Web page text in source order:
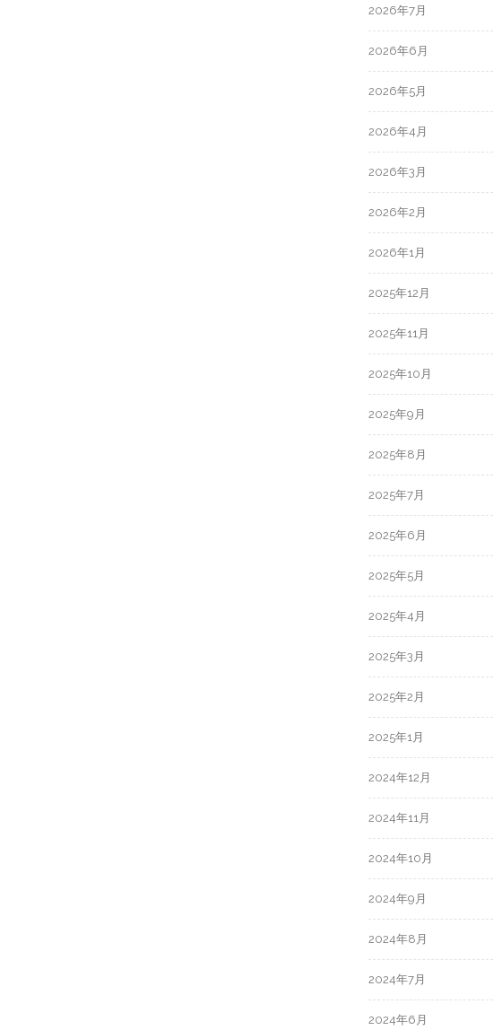
2026年7月
2026年6月
2026年5月
2026年4月
2026年3月
2026年2月
2026年1月
2025年12月
2025年11月
2025年10月
2025年9月
2025年8月
2025年7月
2025年6月
2025年5月
2025年4月
2025年3月
2025年2月
2025年1月
2024年12月
2024年11月
2024年10月
2024年9月
2024年8月
2024年7月
2024年6月